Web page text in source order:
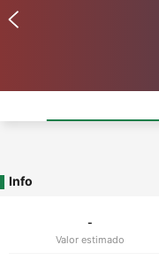
Info
-
Valor estimado